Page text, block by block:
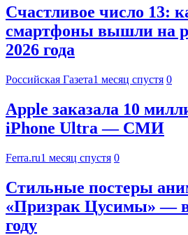
Счастливое число 13:
смартфоны вышли на
2026 года
Российская Газета1 месяц спустя 0
Apple заказала 10
iPhone Ultra — СМИ
Ferra.ru1 месяц спустя 0
Стильные постеры
«Призрак Цусимы» —
году